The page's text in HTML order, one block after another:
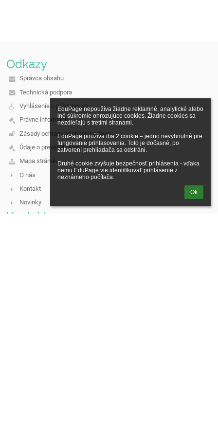
EduPage nepoužíva žiadne reklamné, analytické alebo
iné súkromie ohrozujúce cookies. Žiadne cookies sa
nezdieľajú s tretími stranami.
EduPage používa iba 2 cookie – jedno nevyhnutné pre
fungovanie prihlasovania. Toto je dočasné, po
zatvorení prehliadača sa odstráni.
Druhé cookie zvyšuje bezpečnosť prihlásenia - vďaka
nemu EduPage vie identifikovať prihlásenie z
neznámeho počítača.
Ok
Odkazy
Správca obsahu
Technická podpora
Vyhlásenie o prístupnosti
Právne informácie
Zásady ochrany osobných údajov
Údaje o prevádzkovateľovi
Mapa stránok
O nás
Kontakt
Novinky
Kontakt